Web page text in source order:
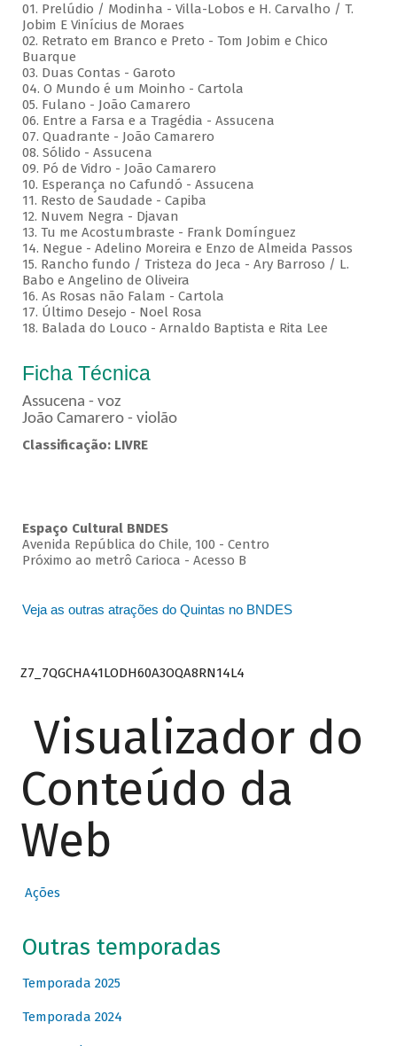
01. Prelúdio / Modinha - Villa-Lobos e H. Carvalho / T.
Jobim E Vinícius de Moraes
02. Retrato em Branco e Preto - Tom Jobim e Chico
Buarque
03. Duas Contas - Garoto
04. O Mundo é um Moinho - Cartola
05. Fulano - João Camarero
06. Entre a Farsa e a Tragédia - Assucena
07. Quadrante - João Camarero
08. Sólido - Assucena
09. Pó de Vidro - João Camarero
10. Esperança no Cafundó - Assucena
11. Resto de Saudade - Capiba
12. Nuvem Negra - Djavan
13. Tu me Acostumbraste - Frank Domínguez
14. Negue - Adelino Moreira e Enzo de Almeida Passos
15. Rancho fundo / Tristeza do Jeca - Ary Barroso / L.
Babo e Angelino de Oliveira
16. As Rosas não Falam - Cartola
17. Último Desejo - Noel Rosa
18. Balada do Louco - Arnaldo Baptista e Rita Lee
Ficha Técnica
Assucena - voz
João Camarero - violão
Classificação: LIVRE
Espaço Cultural BNDES
Avenida República do Chile, 100 - Centro
Próximo ao metrô Carioca - Acesso B
Veja as outras atrações do Quintas no BNDES
Z7_7QGCHA41LODH60A3OQA8RN14L4
Visualizador do
Conteúdo da
Web
Ações
Outras temporadas
Temporada 2025
Temporada 2024